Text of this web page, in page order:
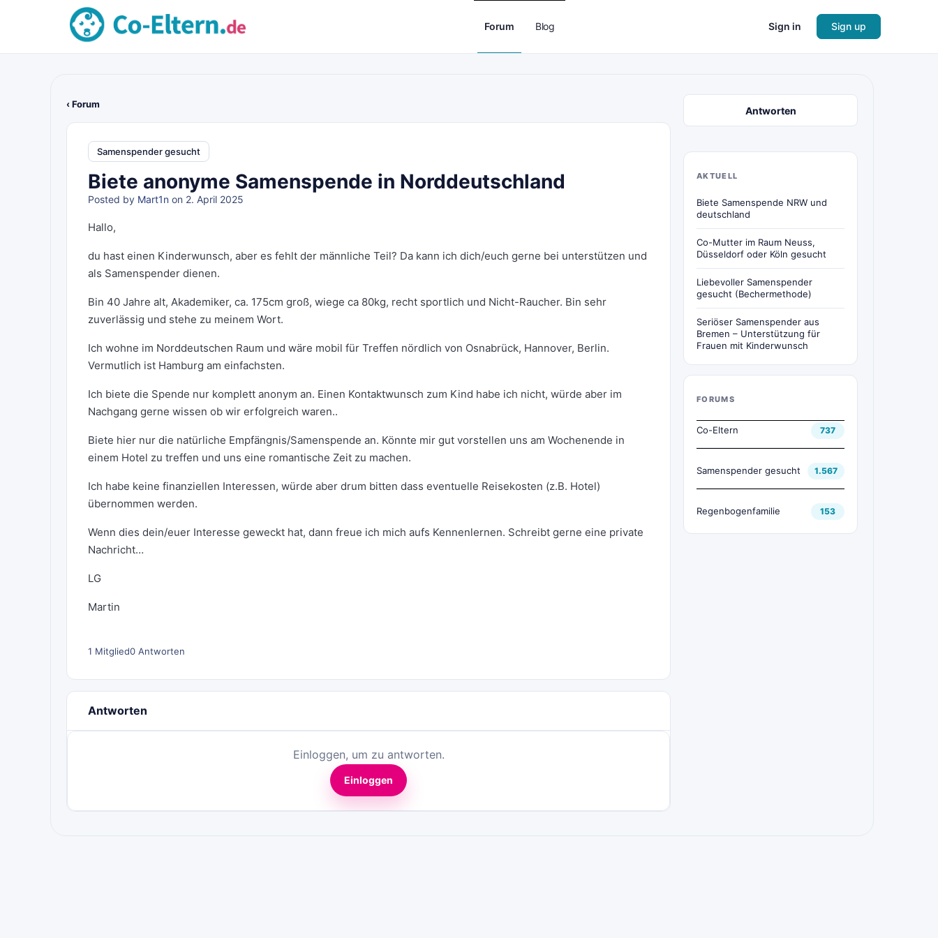
Forum Blog Sign in Sign up
‹ Forum
Samenspender gesucht
Biete anonyme Samenspende in Norddeutschland
Posted by Mart1n on 2. April 2025
Hallo,
du hast einen Kinderwunsch, aber es fehlt der männliche Teil? Da kann ich dich/euch gerne bei unterstützen und
als Samenspender dienen.
Bin 40 Jahre alt, Akademiker, ca. 175cm groß, wiege ca 80kg, recht sportlich und Nicht-Raucher. Bin sehr
zuverlässig und stehe zu meinem Wort.
Ich wohne im Norddeutschen Raum und wäre mobil für Treffen nördlich von Osnabrück, Hannover, Berlin.
Vermutlich ist Hamburg am einfachsten.
Ich biete die Spende nur komplett anonym an. Einen Kontaktwunsch zum Kind habe ich nicht, würde aber im
Nachgang gerne wissen ob wir erfolgreich waren..
Biete hier nur die natürliche Empfängnis/Samenspende an. Könnte mir gut vorstellen uns am Wochenende in
einem Hotel zu treffen und uns eine romantische Zeit zu machen.
Ich habe keine finanziellen Interessen, würde aber drum bitten dass eventuelle Reisekosten (z.B. Hotel)
übernommen werden.
Wenn dies dein/euer Interesse geweckt hat, dann freue ich mich aufs Kennenlernen. Schreibt gerne eine private
Nachricht…
LG
Martin
1 Mitglied0 Antworten
Antworten
Einloggen, um zu antworten.
Einloggen
Antworten
AKTUELL
Biete Samenspende NRW und
deutschland
Co-Mutter im Raum Neuss,
Düsseldorf oder Köln gesucht
Liebevoller Samenspender
gesucht (Bechermethode)
Seriöser Samenspender aus
Bremen – Unterstützung für
Frauen mit Kinderwunsch
FORUMS
Co-Eltern 737
Samenspender gesucht 1.567
Regenbogenfamilie 153